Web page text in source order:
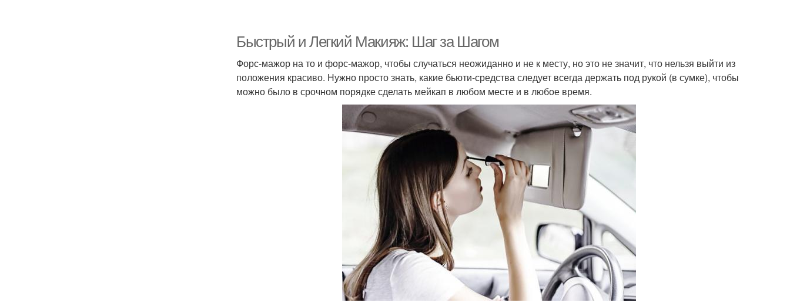
Быстрый и Легкий Макияж: Шаг за Шагом
Форс-мажор на то и форс-мажор, чтобы случаться неожиданно и не к месту, но это не значит, что нельзя выйти из
положения красиво. Нужно просто знать, какие бьюти-средства следует всегда держать под рукой (в сумке), чтобы
можно было в срочном порядке сделать мейкап в любом месте и в любое время.